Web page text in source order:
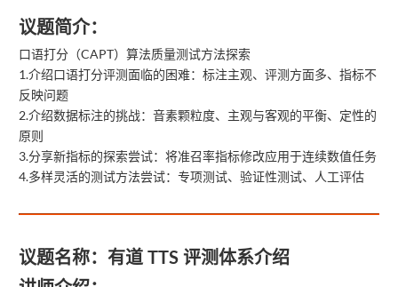
议题简介：
口语打分（CAPT）算法质量测试方法探索
1.介绍口语打分评测面临的困难：标注主观、评测方面多、指标不
反映问题
2.介绍数据标注的挑战：音素颗粒度、主观与客观的平衡、定性的
原则
3.分享新指标的探索尝试：将准召率指标修改应用于连续数值任务
4.多样灵活的测试方法尝试：专项测试、验证性测试、人工评估
议题名称： 有道 TTS 评测体系介绍